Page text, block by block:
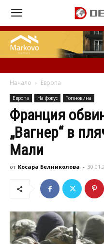
Начало Европа
Европа На фокус Топновина
Франция
„Вагнер“ в
Мали
от Косара Белниколова -